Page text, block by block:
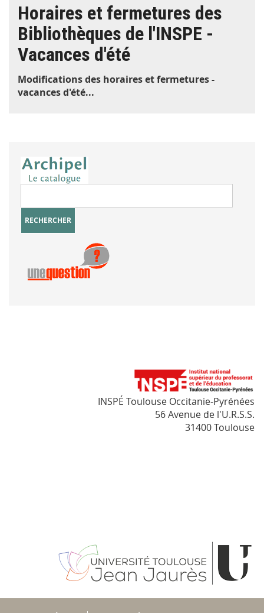
Horaires et fermetures des
Bibliothèques de l'INSPE -
Vacances d'été
Modifications des horaires et fermetures -
vacances d'été...
INSPÉ Toulouse Occitanie-Pyrénées
56 Avenue de l'U.R.S.S.
31400 Toulouse